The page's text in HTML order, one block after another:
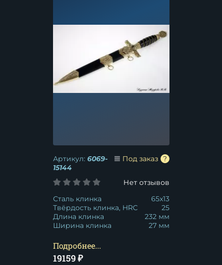
Артикул: 6069-
15144
Под заказ
Нет отзывов
Сталь клинка
65x13
Твёрдость клинка, HRC
25
Длина клинка
232 мм
Ширина клинка
27 мм
Подробнее...
19159₽